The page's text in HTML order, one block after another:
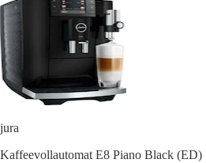
jura
Kaffeevollautomat E8 Piano Black (ED)